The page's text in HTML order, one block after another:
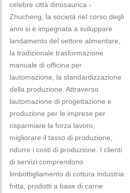
celebre città dinosaurica -
Zhucheng, la società nel corso degli
anni si è impegnata a sviluppare
landamento del settore alimentare,
la tradizionale trasformazione
manuale di officina per
lautomazione, la standardizzazione
della produzione. Attraverso
lautomazione di progettazione e
produzione per le imprese per
risparmiare la forza lavoro,
migliorare il tasso di produzione,
ridurre i costi di produzione. I clienti
di servizi comprendono
limbottigliamento di cottura industria
fritta, prodotti a base di carne